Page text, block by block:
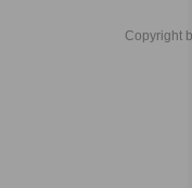
Copyright